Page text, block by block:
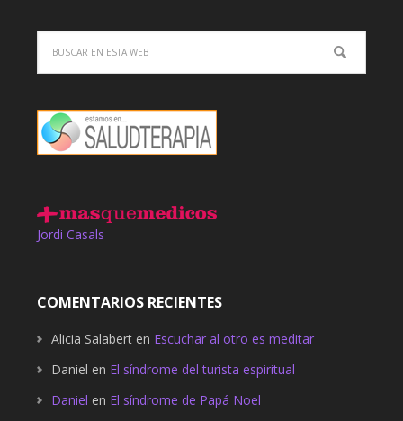
Jordi Casals
COMENTARIOS RECIENTES
Alicia Salaberten Escuchar al otro es meditar
Daniel en El síndrome del turista espiritual
Daniel en El síndrome de Papá Noel